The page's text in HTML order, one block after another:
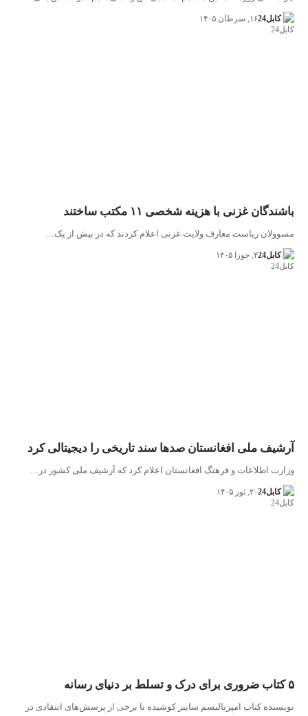
کابل24 ۱۶, سرطان ۱۴۰۵
باشندگان غزنی با هزینه شخصی ۱۱ مکتب ساختند
مسوولان ریاست معارف ولایت غزنی اعلام کردند که در بیش از یک…
کابل24 ۴, جوزا ۱۴۰۵
آرشیف ملی افغانستان صدها سند تاریخی را دیجیتالی کرد
وزارت اطلاعات و فرهنگ افغانستان اعلام کرد که آرشیف ملی کشور در…
کابل24 ۲۰, ثور ۱۴۰۵
۵ کتاب ضروری برای درک و تسلط بر دنیای رسانه
نویسنده کتاب امپریالیسم سایبر کوشیده تا برخی از پرسش‌های انتقادی در